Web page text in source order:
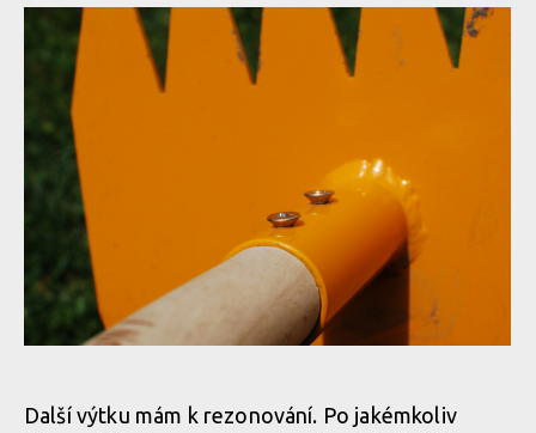
Test: Devonic tools Tatra - McLeod Fire Tool po slovensku
Test: Devonic tools Tatra - McLeod Fire Tool po slovensku
Test: Devonic tools Tatra - McLeod Fire Tool po slovensku
Test: Devonic tools Tatra - McLeod Fire Tool po slovensku
Další výtku mám k rezonování. Po jakémkoliv